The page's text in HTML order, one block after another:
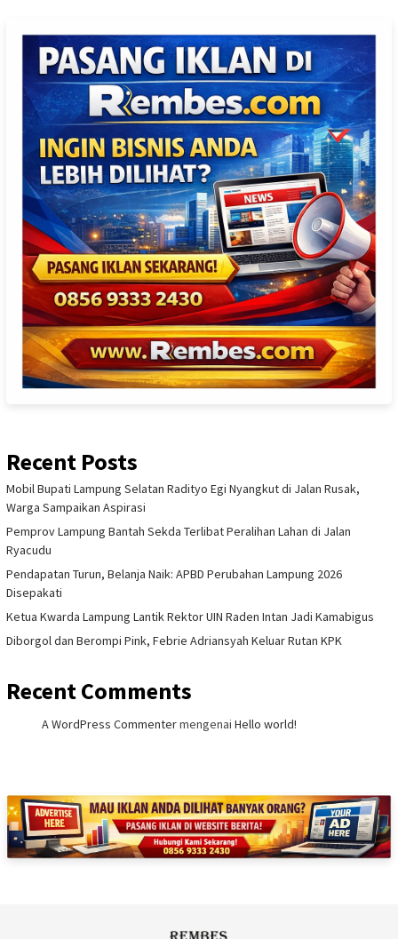
Recent Posts
Mobil Bupati Lampung Selatan Radityo Egi Nyangkut di Jalan Rusak,
Warga Sampaikan Aspirasi
Pemprov Lampung Bantah Sekda Terlibat Peralihan Lahan di Jalan
Ryacudu
Pendapatan Turun, Belanja Naik: APBD Perubahan Lampung 2026
Disepakati
Ketua Kwarda Lampung Lantik Rektor UIN Raden Intan Jadi Kamabigus
Diborgol dan Berompi Pink, Febrie Adriansyah Keluar Rutan KPK
Recent Comments
A WordPress Commentermengenai Hello world!